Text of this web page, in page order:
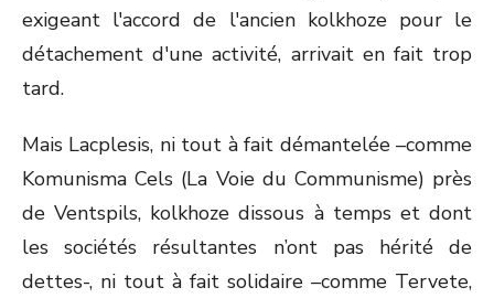
exigeant l'accord de l'ancien kolkhoze pour le
détachement d'une activité, arrivait en fait trop
tard.
Mais Lacplesis, ni tout à fait démantelée –comme
Komunisma Cels (La Voie du Communisme) près
de Ventspils, kolkhoze dissous à temps et dont
les sociétés résultantes n’ont pas hérité de
dettes-, ni tout à fait solidaire –comme Tervete,